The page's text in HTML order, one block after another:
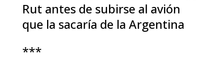
Rut antes de subirse al avión
que la sacaría de la Argentina
***